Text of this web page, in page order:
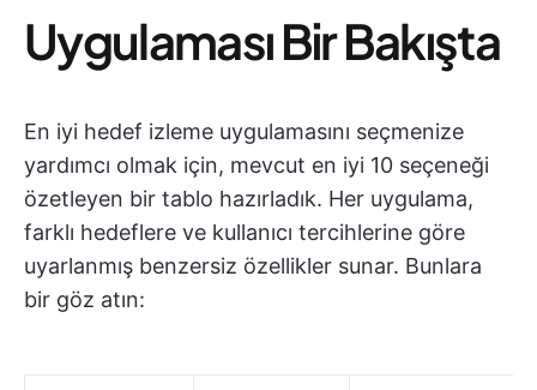
Uygulaması Bir Bakışta
En iyi hedef izleme uygulamasını seçmenize
yardımcı olmak için, mevcut en iyi 10 seçeneği
özetleyen bir tablo hazırladık. Her uygulama,
farklı hedeflere ve kullanıcı tercihlerine göre
uyarlanmış benzersiz özellikler sunar. Bunlara
bir göz atın: